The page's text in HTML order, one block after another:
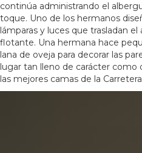
continúa administrando el
toque. Uno de los hermanos
lámparas y luces que trasladan el
flotante. Una hermana hace
lana de oveja para decorar las
lugar tan lleno de carácter como
las mejores camas de la